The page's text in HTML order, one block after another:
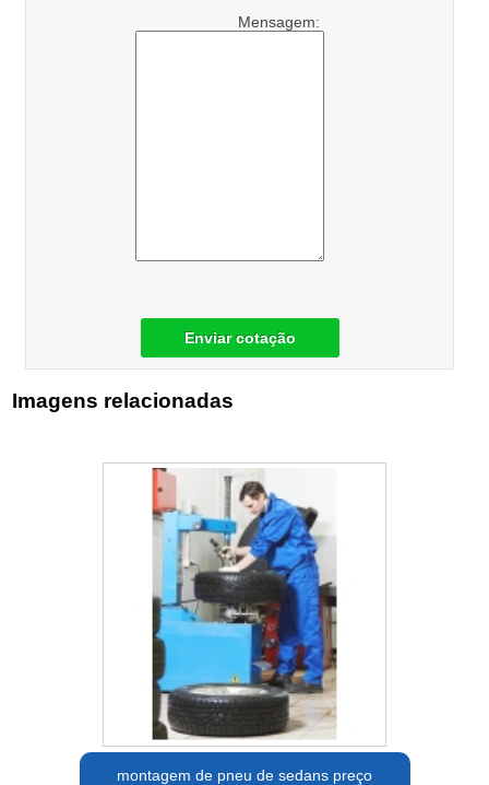
Mensagem:
Enviar cotação
Imagens relacionadas
montagem de pneu de sedans preço